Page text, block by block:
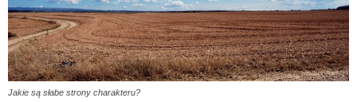
Jakie są słabe strony charakteru?